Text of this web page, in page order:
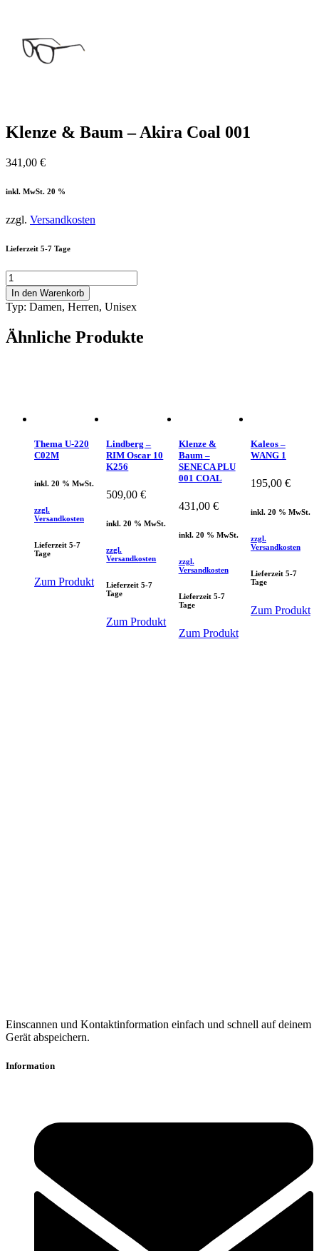
Klenze & Baum – Akira Coal 001
341,00 €
inkl. MwSt. 20 %
zzgl. Versandkosten
Lieferzeit 5-7 Tage
Klenze
&
Baum
-
Akira
Coal
In den Warenkorb
Typ: Damen, Herren, Unisex
Ähnliche Produkte
Thema U-220
C02M
inkl. 20 % MwSt.
zzgl.
Versandkosten
Lieferzeit 5-7
Tage
Zum Produkt
Lindberg –
RIM Oscar 10
K256
509,00€
inkl. 20 % MwSt.
zzgl.
Versandkosten
Lieferzeit 5-7
Tage
Zum Produkt
Klenze &
Baum –
SENECA PLU
001 COAL
431,00 €
inkl. 20 % MwSt.
zzgl.
Versandkosten
Lieferzeit 5-7
Tage
Zum Produkt
Kaleos –
WANG 1
195,00 €
inkl. 20 % MwSt.
zzgl.
Versandkosten
Lieferzeit 5-7
Tage
Zum Produkt
Einscannen und Kontaktinformation einfach und schnell auf deinem
Gerät abspeichern.
Information